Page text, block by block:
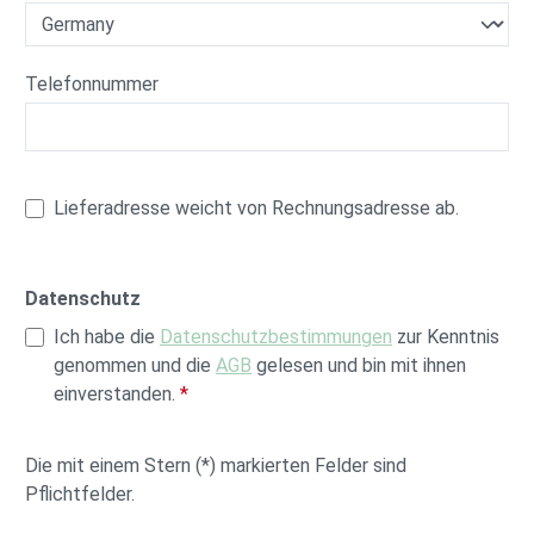
Telefonnummer
Lieferadresse weicht von Rechnungsadresse ab.
Datenschutz
Ich habe die Datenschutzbestimmungen zur Kenntnis
genommen und die AGB gelesen und bin mit ihnen
einverstanden. *
Die mit einem Stern (*) markierten Felder sind
Pflichtfelder.